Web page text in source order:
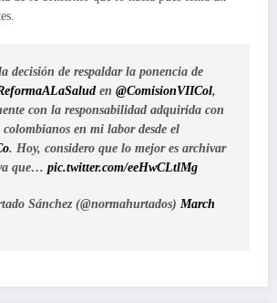
decisión de respaldar la ponencia de
en @ComisionVIICol,
con la responsabilidad adquirida con
en mi labor desde el
. Hoy, considero que lo mejor es archivar
que… pic.twitter.com/eeHwCLtlMg
Sánchez (@normahurtados) March